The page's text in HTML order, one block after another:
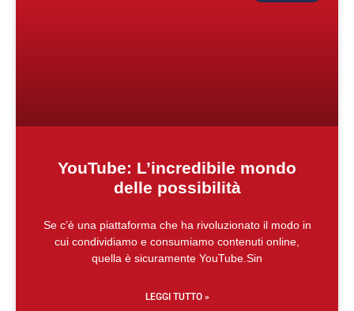
YouTube: L’incredibile mondo
delle possibilità
Se c’è una piattaforma che ha rivoluzionato il modo in
cui condividiamo e consumiamo contenuti online,
quella è sicuramente YouTube.Sin
LEGGI TUTTO »